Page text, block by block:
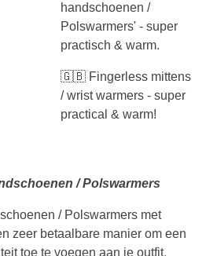
handschoenen /
Polswarmers' - super
practisch & warm.
🇬🇧 Fingerless mittens
/ wrist warmers - super
practical & warm!
/ Polswarmers
/ Polswarmers met
zeer betaalbare manier om een
toe te voegen aan je outfit.